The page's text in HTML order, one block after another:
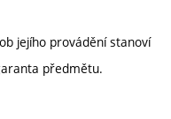
jejího provádění stanoví
předmětu.